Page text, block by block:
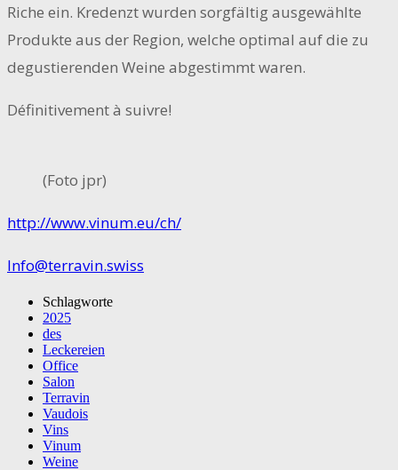
Riche ein. Kredenzt wurden sorgfältig ausgewählte
Produkte aus der Region, welche optimal auf die zu
degustierenden Weine abgestimmt waren.
Définitivement à suivre!
(Foto jpr)
http://www.vinum.eu/ch/
Info@terravin.swiss
Schlagworte
2025
des
Leckereien
Office
Salon
Terravin
Vaudois
Vins
Vinum
Weine